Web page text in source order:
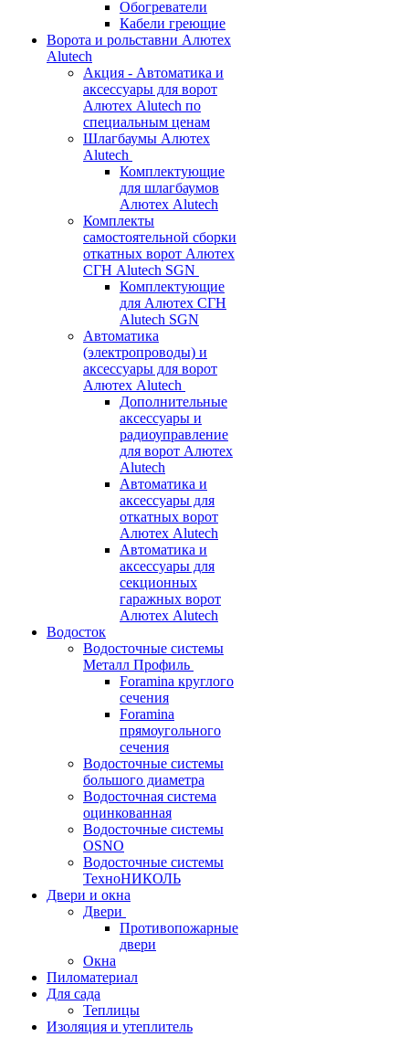
Обогреватели
Кабели греющие
Ворота и рольставни Алютех
Alutech
Акция - Автоматика и
аксессуары для ворот
Алютех Alutech по
специальным ценам
Шлагбаумы Алютех
Alutech
Комплектующие
для шлагбаумов
Алютех Alutech
Комплекты
самостоятельной сборки
откатных ворот Алютех
СГН Alutech SGN
Комплектующие
для Алютех СГН
Alutech SGN
Автоматика
(электропроводы) и
аксессуары для ворот
Алютех Alutech
Дополнительные
аксессуары и
радиоуправление
для ворот Алютех
Alutech
Автоматика и
аксессуары для
откатных ворот
Алютех Alutech
Автоматика и
аксессуары для
секционных
гаражных ворот
Алютех Alutech
Водосток
Водосточные системы
Металл Профиль
Foramina круглого
сечения
Foramina
прямоугольного
сечения
Водосточные системы
большого диаметра
Водосточная система
оцинкованная
Водосточные системы
OSNO
Водосточные системы
ТехноНИКОЛЬ
Двери и окна
Двери
Противопожарные
двери
Окна
Пиломатериал
Для сада
Теплицы
Изоляция и утеплитель